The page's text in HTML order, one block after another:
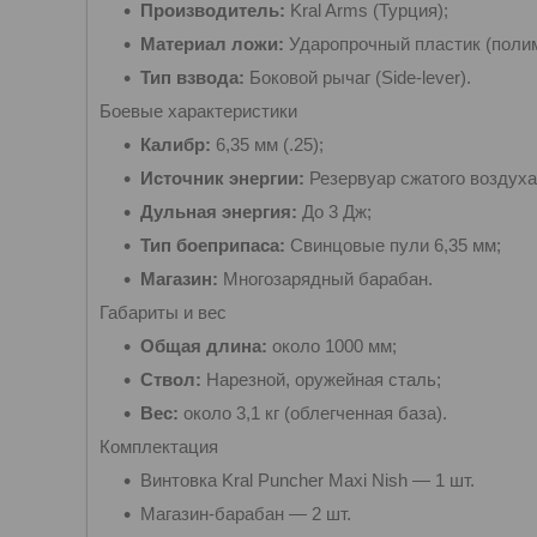
Производитель: Kral Arms (Турция);
Материал ложи: Ударопрочный пластик
Тип взвода: Боковой рычаг (Side-lever).
Боевые характеристики
Калибр: 6,35 мм (.25);
Источник энергии: Резервуар сжатого
Дульная энергия: До 3 Дж;
Тип боеприпаса: Свинцовые пули 6,35 мм;
Магазин: Многозарядный барабан.
Габариты и вес
Общая длина: около 1000 мм;
Ствол: Нарезной, оружейная сталь;
Вес: около 3,1 кг (облегченная база).
Комплектация
Винтовка Kral Puncher Maxi Nish — 1 шт.
Магазин-барабан — 2 шт.